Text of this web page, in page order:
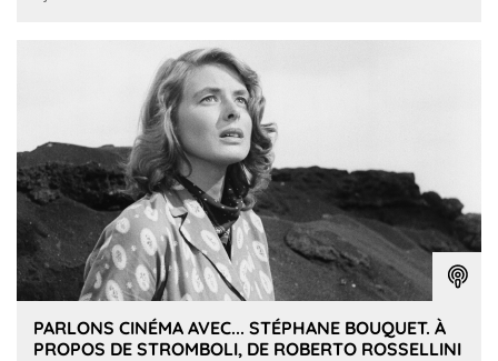
PARLONS CINÉMA AVEC... STÉPHANE BOUQUET. À
PROPOS DE STROMBOLI, DE ROBERTO ROSSELLINI